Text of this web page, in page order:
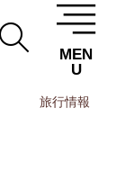
MEN
U
旅行情報